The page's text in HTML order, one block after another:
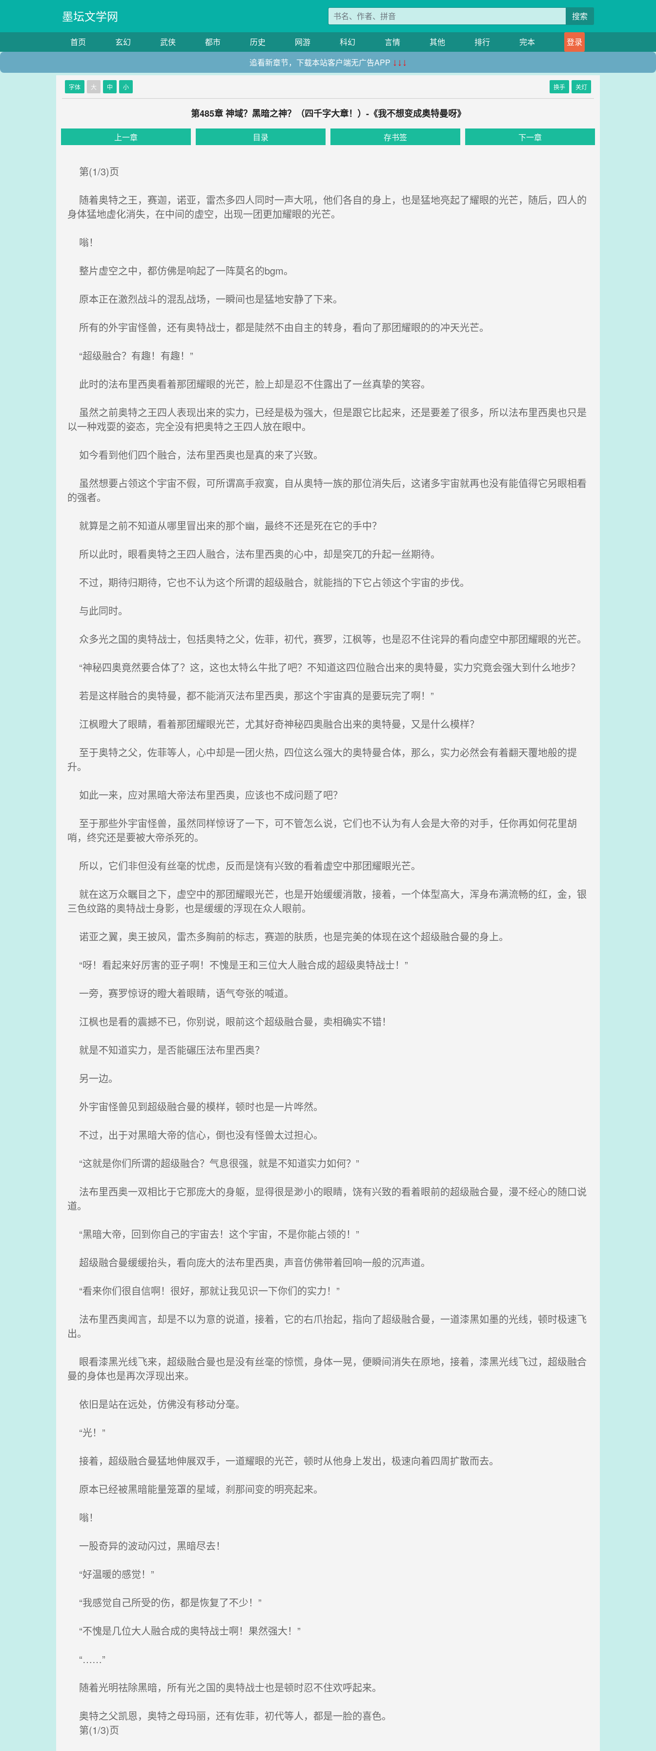
墨坛文学网 搜索
首页 玄幻 武侠 都市 历史 网游 科幻 言情 其他 排行 完本
登录
追看新章节，下载本站客户端无广告APP ↓↓↓
字体 大 中 小 换手 关灯
第485章 神域？黑暗之神？（四千字大章！）-《我不想变成奥特曼呀》
上一章 目录 存书签 下一章
第(1/3)页
随着奥特之王，赛迦，诺亚，雷杰多四人同时一声大吼，他们各自的身上，也是猛地亮起了耀眼的光芒，随后，四人的
身体猛地虚化消失，在中间的虚空，出现一团更加耀眼的光芒。
嗡！
整片虚空之中，都仿佛是响起了一阵莫名的bgm。
原本正在激烈战斗的混乱战场，一瞬间也是猛地安静了下来。
所有的外宇宙怪兽，还有奥特战士，都是陡然不由自主的转身，看向了那团耀眼的的冲天光芒。
“超级融合？有趣！有趣！”
此时的法布里西奥看着那团耀眼的光芒，脸上却是忍不住露出了一丝真挚的笑容。
虽然之前奥特之王四人表现出来的实力，已经是极为强大，但是跟它比起来，还是要差了很多，所以法布里西奥也只是
以一种戏耍的姿态，完全没有把奥特之王四人放在眼中。
如今看到他们四个融合，法布里西奥也是真的来了兴致。
虽然想要占领这个宇宙不假，可所谓高手寂寞，自从奥特一族的那位消失后，这诸多宇宙就再也没有能值得它另眼相看
的强者。
就算是之前不知道从哪里冒出来的那个幽，最终不还是死在它的手中？
所以此时，眼看奥特之王四人融合，法布里西奥的心中，却是突兀的升起一丝期待。
不过，期待归期待，它也不认为这个所谓的超级融合，就能挡的下它占领这个宇宙的步伐。
与此同时。
众多光之国的奥特战士，包括奥特之父，佐菲，初代，赛罗，江枫等，也是忍不住诧异的看向虚空中那团耀眼的光芒。
“神秘四奥竟然要合体了？这，这也太特么牛批了吧？不知道这四位融合出来的奥特曼，实力究竟会强大到什么地步？
若是这样融合的奥特曼，都不能消灭法布里西奥，那这个宇宙真的是要玩完了啊！”
江枫瞪大了眼睛，看着那团耀眼光芒，尤其好奇神秘四奥融合出来的奥特曼，又是什么模样？
至于奥特之父，佐菲等人，心中却是一团火热，四位这么强大的奥特曼合体，那么，实力必然会有着翻天覆地般的提
升。
如此一来，应对黑暗大帝法布里西奥，应该也不成问题了吧？
至于那些外宇宙怪兽，虽然同样惊讶了一下，可不管怎么说，它们也不认为有人会是大帝的对手，任你再如何花里胡
哨，终究还是要被大帝杀死的。
所以，它们非但没有丝毫的忧虑，反而是饶有兴致的看着虚空中那团耀眼光芒。
就在这万众瞩目之下，虚空中的那团耀眼光芒，也是开始缓缓消散，接着，一个体型高大，浑身布满流畅的红，金，银
三色纹路的奥特战士身影，也是缓缓的浮现在众人眼前。
诺亚之翼，奥王披风，雷杰多胸前的标志，赛迦的肤质，也是完美的体现在这个超级融合曼的身上。
“呀！看起来好厉害的亚子啊！不愧是王和三位大人融合成的超级奥特战士！”
一旁，赛罗惊讶的瞪大着眼睛，语气夸张的喊道。
江枫也是看的震撼不已，你别说，眼前这个超级融合曼，卖相确实不错！
就是不知道实力，是否能碾压法布里西奥？
另一边。
外宇宙怪兽见到超级融合曼的模样，顿时也是一片哗然。
不过，出于对黑暗大帝的信心，倒也没有怪兽太过担心。
“这就是你们所谓的超级融合？气息很强，就是不知道实力如何？”
法布里西奥一双相比于它那庞大的身躯，显得很是渺小的眼睛，饶有兴致的看着眼前的超级融合曼，漫不经心的随口说
道。
“黑暗大帝，回到你自己的宇宙去！这个宇宙，不是你能占领的！”
超级融合曼缓缓抬头，看向庞大的法布里西奥，声音仿佛带着回响一般的沉声道。
“看来你们很自信啊！很好，那就让我见识一下你们的实力！”
法布里西奥闻言，却是不以为意的说道，接着，它的右爪抬起，指向了超级融合曼，一道漆黑如墨的光线，顿时极速飞
出。
眼看漆黑光线飞来，超级融合曼也是没有丝毫的惊慌，身体一晃，便瞬间消失在原地，接着，漆黑光线飞过，超级融合
曼的身体也是再次浮现出来。
依旧是站在远处，仿佛没有移动分毫。
“光！”
接着，超级融合曼猛地伸展双手，一道耀眼的光芒，顿时从他身上发出，极速向着四周扩散而去。
原本已经被黑暗能量笼罩的星域，刹那间变的明亮起来。
嗡！
一股奇异的波动闪过，黑暗尽去！
“好温暖的感觉！”
“我感觉自己所受的伤，都是恢复了不少！”
“不愧是几位大人融合成的奥特战士啊！果然强大！”
“……”
随着光明祛除黑暗，所有光之国的奥特战士也是顿时忍不住欢呼起来。
奥特之父凯恩，奥特之母玛丽，还有佐菲，初代等人，都是一脸的喜色。
第(1/3)页